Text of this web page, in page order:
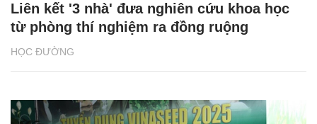
HỌC ĐƯỜNG
Liên kết '3 nhà' đưa nghiên cứu khoa học
từ phòng thí nghiệm ra đồng ruộng